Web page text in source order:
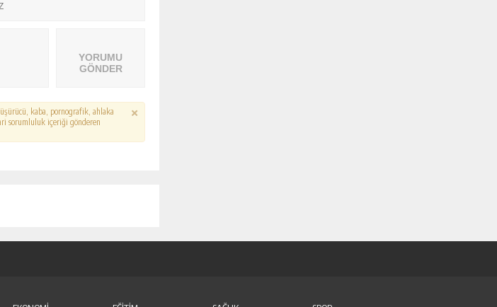
YORUMU
GÖNDER
kaba, pornografik, ahlaka
sorumluluk içeriği gönderen